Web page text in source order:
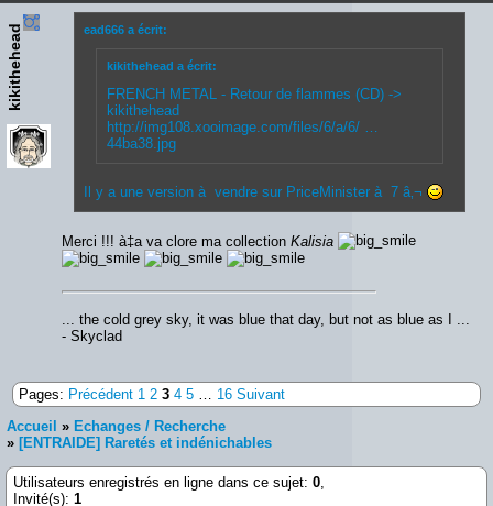
kikithehead ead666 a écrit:
kikithehead a écrit:
FRENCH METAL - Retour de flammes (CD) ->
kikithehead
http://img108.xooimage.com/files/6/a/6/ …
44ba38.jpg
Il y a une version à vendre sur PriceMinister à 7 â‚¬
Merci !!! à‡a va clore ma collection Kalisia
... the cold grey sky, it was blue that day, but not as blue as I ...
- Skyclad
Pages: Précédent 1 2 3 4 5 16 Suivant
Accueil » Echanges / Recherche
» [ENTRAIDE] Raretés et indénichables
Utilisateurs enregistrés en ligne dans ce sujet: 0
Invité(s): 1